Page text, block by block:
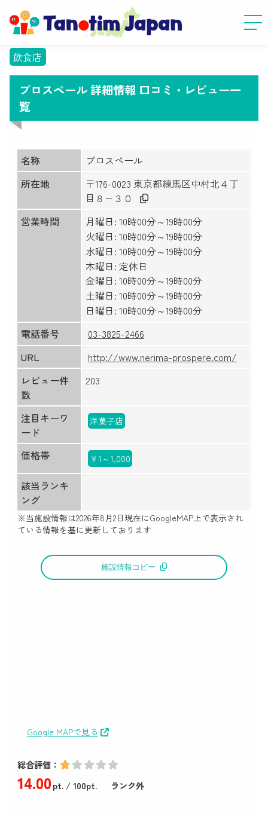
飲食店
プロスペール 詳細情報 口コミ・レビュー一
覧
名称
プロスペール
所在地
〒176-0023 東京都練馬区中村北４丁
目８−３０
営業時間
月曜日: 10時00分～19時00分
火曜日: 10時00分～19時00分
水曜日: 10時00分～19時00分
木曜日: 定休日
金曜日: 10時00分～19時00分
土曜日: 10時00分～19時00分
日曜日: 10時00分～19時00分
電話番号
03-3825-2466
URL
http://www.nerima-prospere.com/
レビュー件
数
203
注目キーワ
ード
洋菓子店
価格帯 ￥1～1,000
該当ランキ
ング
※当施設情報は2026年8月2日現在にGoogleMAP上で表示され
ている情報を基に更新しております
施設情報コピー
Google MAPで見る
総合評価：
14.00pt./ 100pt. ランク外